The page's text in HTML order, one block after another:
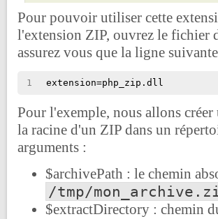
Pour pouvoir utiliser cette
l'extension ZIP, ouvrez le fichier
assurez vous que la ligne
1 extension=php_zip.dll
Pour l'exemple, nous allons
la racine d'un ZIP dans un
arguments :
$archivePath : le chemin
/tmp/
$extractDirectory : chemin